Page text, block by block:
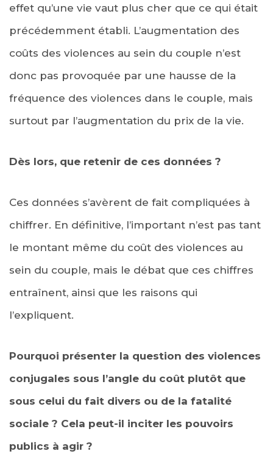
effet qu’une vie vaut plus cher que ce qui était
précédemment établi. L’augmentation des
coûts des violences au sein du couple n’est
donc pas provoquée par une hausse de la
fréquence des violences dans le couple, mais
surtout par l’augmentation du prix de la vie.
Dès lors, que retenir de ces données ?
Ces données s’avèrent de fait compliquées à
chiffrer. En définitive, l’important n’est pas tant
le montant même du coût des violences au
sein du couple, mais le débat que ces chiffres
entraînent, ainsi que les raisons qui
l’expliquent.
Pourquoi présenter la question des violences
conjugales sous l’angle du coût plutôt que
sous celui du fait divers ou de la fatalité
sociale ? Cela peut-il inciter les pouvoirs
publics à agir ?